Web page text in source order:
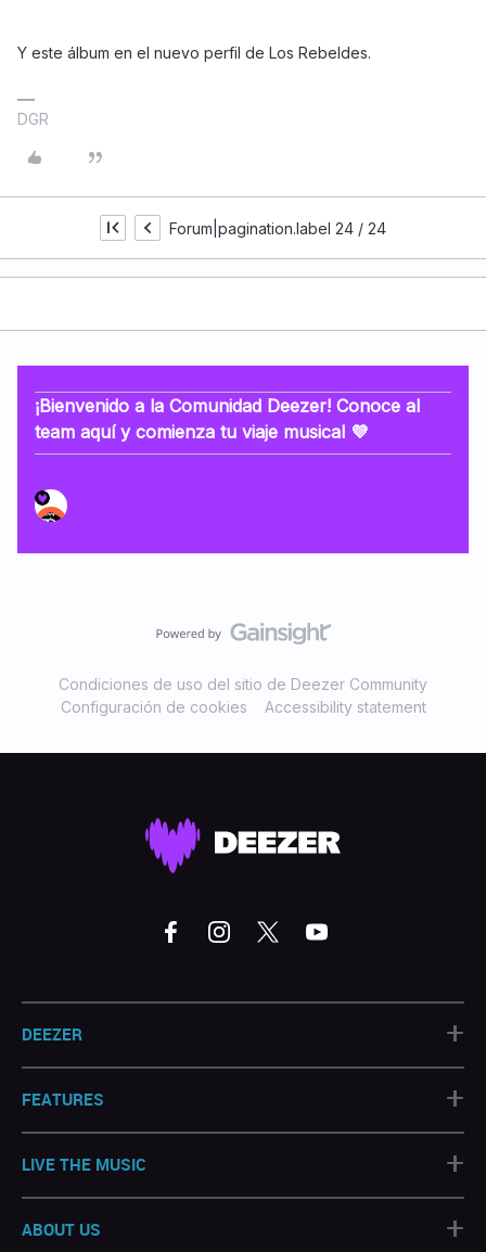
Y este álbum en el nuevo perfil de Los Rebeldes.
DGR
Forum|pagination.label 24 / 24
¡Bienvenido a la Comunidad Deezer! Conoce al
team aquí y comienza tu viaje musical 💜
Condiciones de uso del sitio de Deezer Community
Configuración de cookies
Accessibility statement
DEEZER +
FEATURES +
LIVE THE MUSIC +
ABOUT US +